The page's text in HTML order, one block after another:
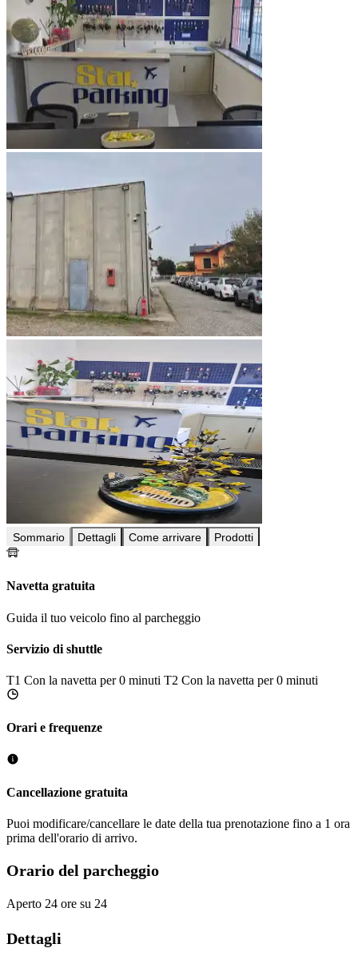
Sommario Dettagli Come arrivare Prodotti
Navetta gratuita
Guida il tuo veicolo fino al parcheggio
Servizio di shuttle
T1 Con la navetta per 0 minuti T2 Con la navetta per 0 minuti
Orari e frequenze
Cancellazione gratuita
Puoi modificare/cancellare le date della tua prenotazione fino a 1 ora
prima dell'orario di arrivo.
Orario del parcheggio
Aperto 24 ore su 24
Dettagli